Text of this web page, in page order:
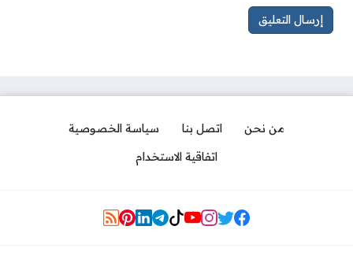
من نحن اتصل بنا
سياسة الخصوصية
اتفاقية الاستخدام
Social Links